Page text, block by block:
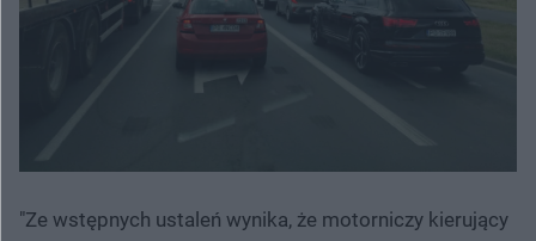
"Ze wstępnych ustaleń wynika, że motorniczy kierujący